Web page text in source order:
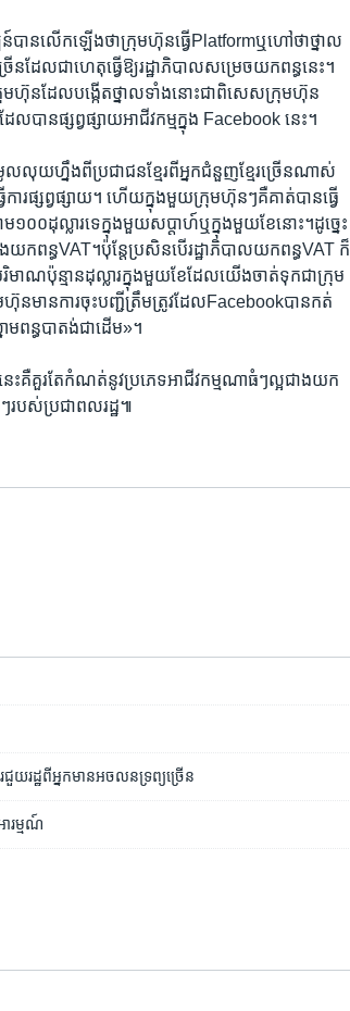
ន៍​បាន​លើក​ឡើង​ថា​ក្រុមហ៊ុន​ធ្វើ​Platform​ឬហៅ​ថា​ថ្នាល​
ន​ដែល​ជា​ហេតុ​ធ្វើ​ឱ្យ​រដ្ឋាភិបាល​សម្រេច​យក​ពន្ធ​នេះ។​
ហ៊ុន​ដែល​បង្កើត​ថ្នាល​ទាំង​នោះ​ជា​ពិសេស​ក្រុម​ហ៊ុន
បាន​ផ្សព្វផ្សាយ​អាជីវកម្ម​ក្នុង ​Facebook ​នេះ។​
យ​ហ្នឹង​ពី​ប្រជាជន​ខ្មែរ​ពី​អ្នក​ជំនួញ​ខ្មែរ​ច្រើន​ណាស់​
ារ​ផ្សព្វ​ផ្សាយ។​ ហើយ​ក្នុង​មួយ​ក្រុមហ៊ុនៗ​គឺ​គាត់​បាន​ធ្វើ​
១០០​ដុល្លារ​ទេ​ក្នុង​មួយ​សប្តាហ៍​ឬ​ក្នុង​មួយ​ខែ​នោះ។​ដូច្នេះ​
ពន្ធ​VAT។​ប៉ុន្តែ​ប្រសិន​បើ​រដ្ឋាភិបាល​យក​ពន្ធ​VAT​ ក៏​
រិមាណ​ប៉ុន្មាន​ដុល្លារ​ក្នុង​មួយ​ខែ​ដែល​យើង​ចាត់​ទុក​ជា​ក្រុម
មាន​ការ​ចុះ​បញ្ជី​ត្រឹមត្រូវ​ដែល​Facebook​បាន​កត់​
ម​ពន្ធ​បាតង់​ជា​ដើម»។​
ះ​គឺ​គួរ​តែ​កំណត់​នូវ​ប្រភេទ​អាជីវកម្ម​ណា​ធំៗ​ល្អ​ជាង​យក​
របស់​ប្រជា​ពលរដ្ឋ៕
យ​រដ្ឋ​ពីអ្នក​មាន​អចលន​ទ្រព្យ​ច្រើន
ារម្មណ៍